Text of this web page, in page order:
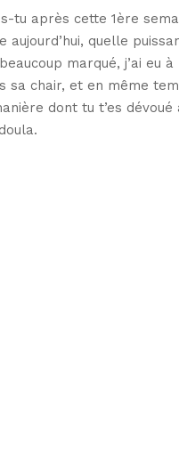
tu après cette 1ère
aujourd’hui, quelle
marqué, j’ai
sa chair, et en même
dont tu t’es